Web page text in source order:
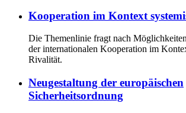
Kooperation im Kontext
Die Themenlinie fragt nach
der internationalen Kooperation im
Rivalität.
Neugestaltung der europäischen
Sicherheitsordnung